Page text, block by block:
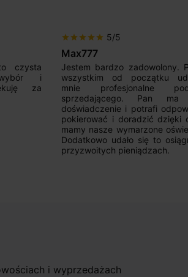
czysta
i
za
star star star star star 5/5
Max777
Jestem bardzo zadowolony.
wszystkim od początku
mnie profesjonalne
sprzedającego. Pan ma
doświadczenie i potrafi
pokierować i doradzić dzięki
mamy nasze wymarzone
Dodatkowo udało się to
przyzwoitych pieniądzach.
i wyprzedażach